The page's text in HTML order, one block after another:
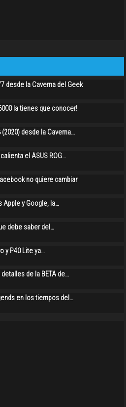
desde la Caverna del Geek
la tienes que conocer!
(2020) desde la Caverna…
el ASUS ROG…
no quiere cambiar
Apple y Google, la…
debe saber del…
y P40 Lite ya…
de la BETA de…
en los tiempos del…